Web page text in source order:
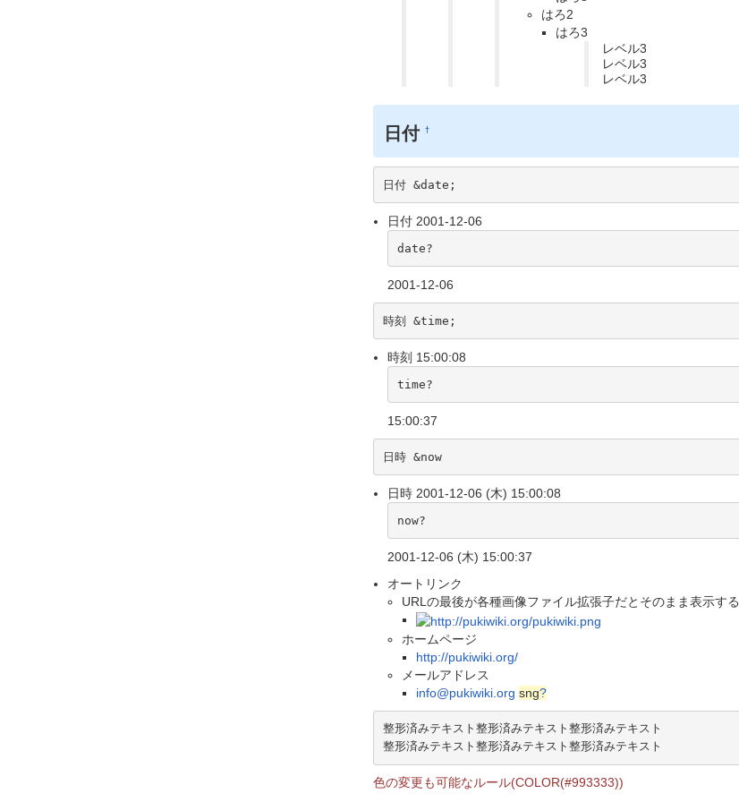
はろ2
はろ3
レベル3
レベル3
レベル3
日付 †
日付 &date;
日付 2001-12-06
date?
2001-12-06
時刻 &time;
時刻 15:00:08
time?
15:00:37
日時 &now
日時 2001-12-06 (木) 15:00:08
now?
2001-12-06 (木) 15:00:37
オートリンク
URLの最後が各種画像ファイル拡張子だとそのまま表示する
ホームページ
http://pukiwiki.org/
メールアドレス
info@pukiwiki.org sng?
整形済みテキスト整形済みテキスト整形済みテキスト
整形済みテキスト整形済みテキスト整形済みテキスト
色の変更も可能なルール(COLOR(#993333))